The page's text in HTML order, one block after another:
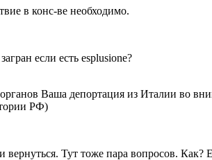
в конс-ве необходимо.
если есть esplusione?
Ваша депортация из Италии во
РФ)
вернуться. Тут тоже пара вопросов.